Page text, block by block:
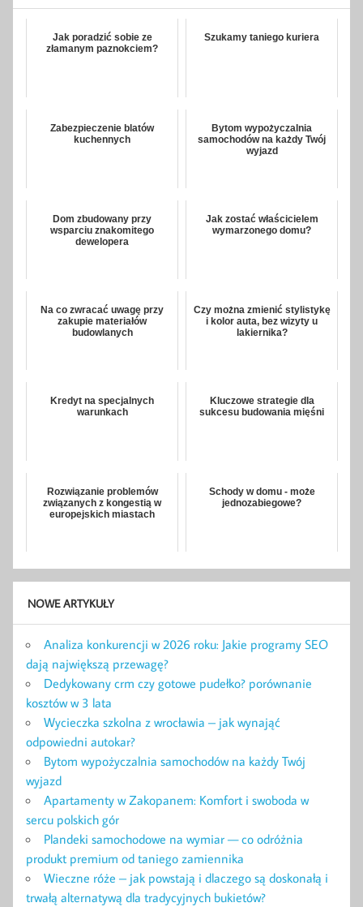
Jak poradzić sobie ze
złamanym paznokciem?
Szukamy taniego kuriera
Zabezpieczenie blatów
kuchennych
Bytom wypożyczalnia
samochodów na każdy Twój
wyjazd
Dom zbudowany przy
wsparciu znakomitego
dewelopera
Jak zostać właścicielem
wymarzonego domu?
Na co zwracać uwagę przy
zakupie materiałów
budowlanych
Czy można zmienić stylistykę
i kolor auta, bez wizyty u
lakiernika?
Kredyt na specjalnych
warunkach
Kluczowe strategie dla
sukcesu budowania mięśni
Rozwiązanie problemów
związanych z kongestią w
europejskich miastach
Schody w domu - może
jednozabiegowe?
NOWE ARTYKUŁY
Analiza konkurencji w 2026 roku: Jakie programy SEO
dają największą przewagę?
Dedykowany crm czy gotowe pudełko? porównanie
kosztów w 3 lata
Wycieczka szkolna z wrocławia – jak wynająć
odpowiedni autokar?
Bytom wypożyczalnia samochodów na każdy Twój
wyjazd
Apartamenty w Zakopanem: Komfort i swoboda w
sercu polskich gór
Plandeki samochodowe na wymiar — co odróżnia
produkt premium od taniego zamiennika
Wieczne róże – jak powstają i dlaczego są doskonałą i
trwałą alternatywą dla tradycyjnych bukietów?